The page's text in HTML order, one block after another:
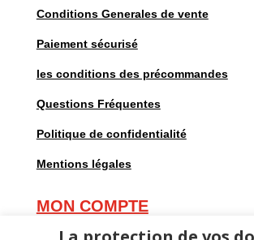
Conditions Generales de vente
Paiement sécurisé
les conditions des précommandes
Questions Fréquentes
Politique de confidentialité
Mentions légales
MON COMPTE
Mes commandes